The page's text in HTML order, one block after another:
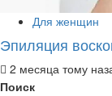
Для женщин
Эпиляция
2 месяца тому
Поиск